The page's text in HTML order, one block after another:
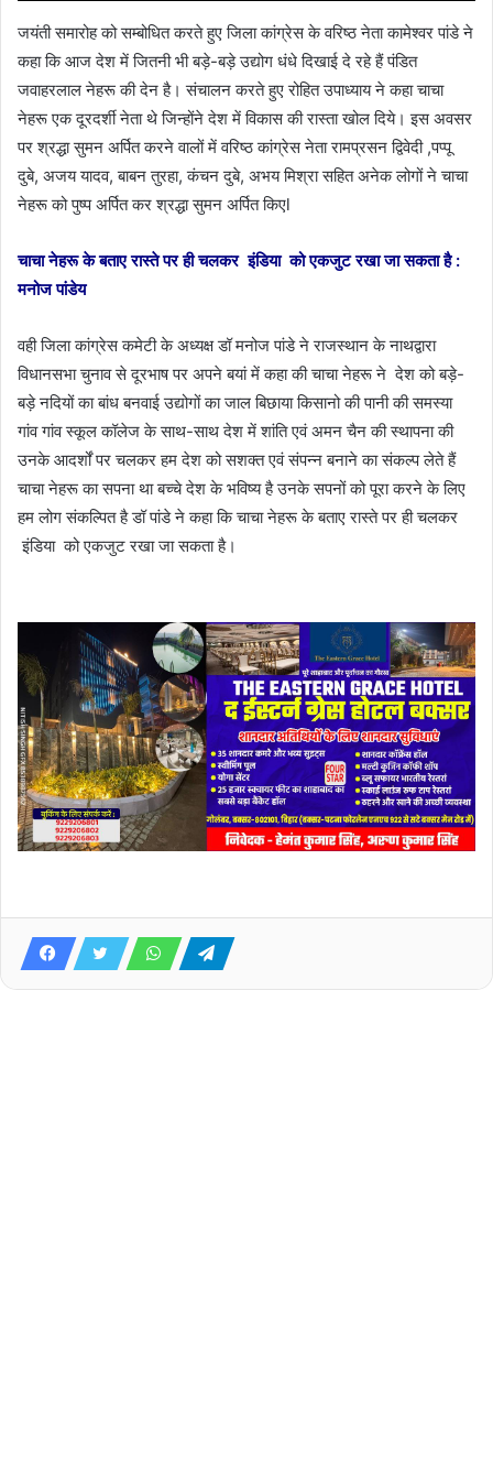
जयंती समारोह को सम्बोधित करते हुए जिला कांग्रेस के वरिष्ठ नेता कामेश्वर पांडे ने
कहा कि आज देश में जितनी भी बड़े-बड़े उद्योग धंधे दिखाई दे रहे हैं पंडित
जवाहरलाल नेहरू की देन है। संचालन करते हुए रोहित उपाध्याय ने कहा चाचा
नेहरू एक दूरदर्शी नेता थे जिन्होंने देश में विकास की रास्ता खोल दिये। इस अवसर
पर श्रद्धा सुमन अर्पित करने वालों में वरिष्ठ कांग्रेस नेता रामप्रसन द्विवेदी ,पप्पू
दुबे, अजय यादव, बाबन तुरहा, कंचन दुबे, अभय मिश्रा सहित अनेक लोगों ने चाचा
नेहरू को पुष्प अर्पित कर श्रद्धा सुमन अर्पित किएl
चाचा नेहरू के बताए रास्ते पर ही चलकर इंडिया को एकजुट रखा जा सकता है :
मनोज पांडेय
वही जिला कांग्रेस कमेटी के अध्यक्ष डॉ मनोज पांडे ने राजस्थान के नाथद्वारा
विधानसभा चुनाव से दूरभाष पर अपने बयां में कहा की चाचा नेहरू ने देश को बड़े-
बड़े नदियों का बांध बनवाई उद्योगों का जाल बिछाया किसानो की पानी की समस्या
गांव गांव स्कूल कॉलेज के साथ-साथ देश में शांति एवं अमन चैन की स्थापना की
उनके आदर्शों पर चलकर हम देश को सशक्त एवं संपन्न बनाने का संकल्प लेते हैं
चाचा नेहरू का सपना था बच्चे देश के भविष्य है उनके सपनों को पूरा करने के लिए
हम लोग संकल्पित है डॉ पांडे ने कहा कि चाचा नेहरू के बताए रास्ते पर ही चलकर
इंडिया को एकजुट रखा जा सकता है।